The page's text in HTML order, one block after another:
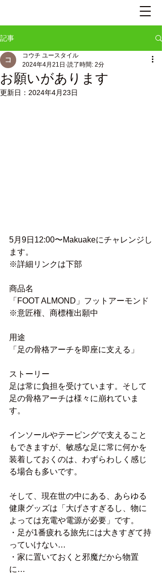
記事
お願いがあります
コウチ ユースタイル
2024年4月21日 読了時間: 2分
更新日： 2024年4月23日
5月9日12:00〜Makuakeにチャレンジし
ます。
※詳細リンクは下部
商品名
「FOOT ALMOND」フットアーモンド
※意匠権、商標権出願中
用途
「足の骨格アーチを即座に支える」
ストーリー
足は常に負担を受けています。そして
足の骨格アーチは様々に崩れていま
す。
インソールやテーピングで支えること
もできますが、敏感な足に常に何かを
装着しておくのは、わずらわしく感じ
る場合も多いです。
そして、現在世の中にある、あらゆる
健康グッズは「大げさすぎるし、物に
よっては充電や電源が必要」です。
・足が1番疲れる旅先には大きすぎて持
っていけない…
・家に置いておくと邪魔だから物置
に…